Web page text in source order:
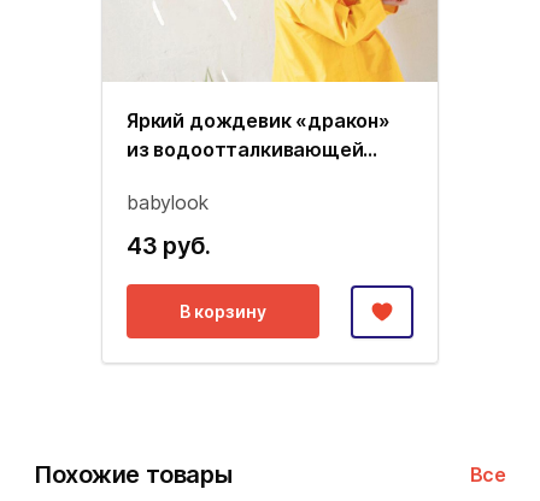
Яркий дождевик «дракон»
из водоотталкивающей
babylook
43 руб.
В корзину
Похожие товары Все